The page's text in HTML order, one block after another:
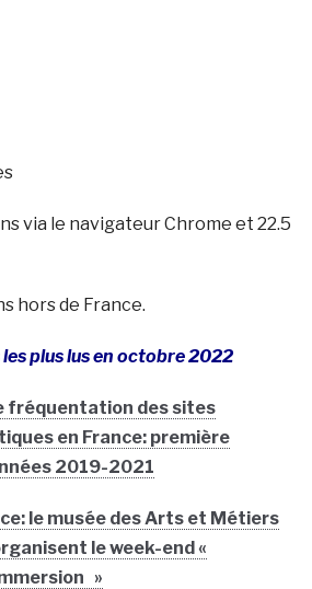
via le navigateur Chrome et 22.5
hors de France.
plus lus en octobre 2022
fréquentation des sites
en France: première
2019-2021
le musée des Arts et Métiers
le week-end «
»